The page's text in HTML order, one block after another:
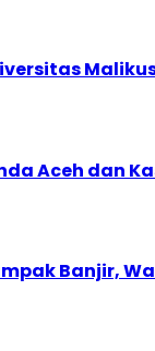
Aceh dan
Banjir,